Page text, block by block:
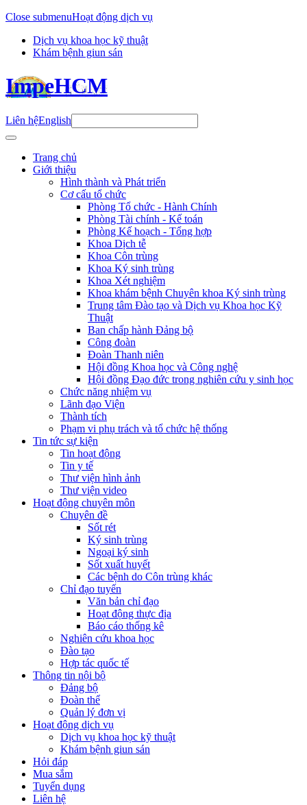
Close submenuHoạt động dịch vụ
Dịch vụ khoa học kỹ thuật
Khám bệnh giun sán
ImpeHCM
Liên hệEnglish
Trang chủ
Giới thiệu
Hình thành và Phát triển
Cơ cấu tổ chức
Phòng Tổ chức - Hành Chính
Phòng Tài chính - Kế toán
Phòng Kế hoạch - Tổng hợp
Khoa Dịch tễ
Khoa Côn trùng
Khoa Ký sinh trùng
Khoa Xét nghiệm
Khoa khám bệnh Chuyên khoa Ký sinh trùng
Trung tâm Đào tạo và Dịch vụ Khoa học Kỹ
Thuật
Ban chấp hành Đảng bộ
Công đoàn
Đoàn Thanh niên
Hội đồng Khoa học và Công nghệ
Hội đồng Đạo đức trong nghiên cứu y sinh học
Chức năng nhiệm vụ
Lãnh đạo Viện
Thành tích
Phạm vi phụ trách và tổ chức hệ thống
Tin tức sự kiện
Tin hoạt động
Tin y tế
Thư viện hình ảnh
Thư viện video
Hoạt động chuyên môn
Chuyên đề
Sốt rét
Ký sinh trùng
Ngoại ký sinh
Sốt xuất huyết
Các bệnh do Côn trùng khác
Chỉ đạo tuyến
Văn bản chỉ đạo
Hoạt động thực địa
Báo cáo thống kê
Nghiên cứu khoa học
Đào tạo
Hợp tác quốc tế
Thông tin nội bộ
Đảng bộ
Đoàn thể
Quản lý đơn vị
Hoạt động dịch vụ
Dịch vụ khoa học kỹ thuật
Khám bệnh giun sán
Hỏi đáp
Mua sắm
Tuyển dụng
Liên hệ